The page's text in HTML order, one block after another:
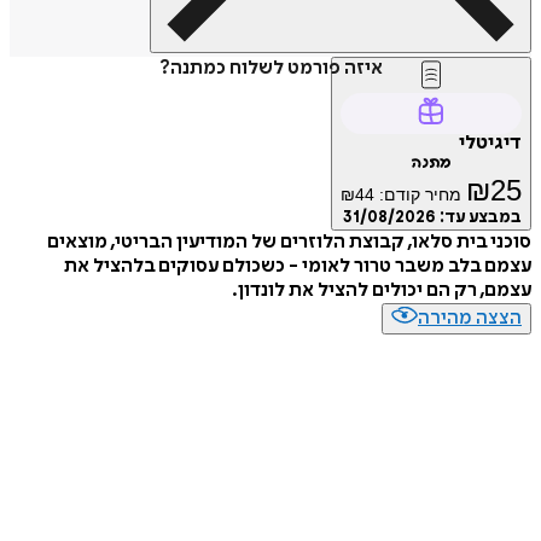
איזה פורמט לשלוח כמתנה?
₪ מחיר קודם: ₪44
עד:31/08/2026
בית סלאו, קבוצת הלוזרים של המודיעין הבריטי, מוצאים
בלב משבר טרור לאומי - כשכולם עסוקים בלהציל את
רק הם יכולים להציל את לונדון.
מהירה